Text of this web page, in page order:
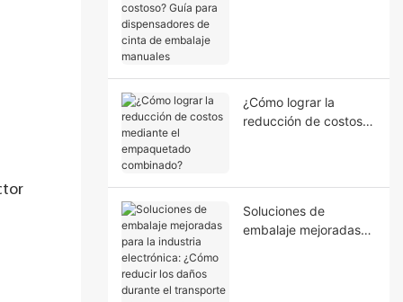
¿Cómo lograr la
reducción de costos
Soluciones de
embalaje mejoradas